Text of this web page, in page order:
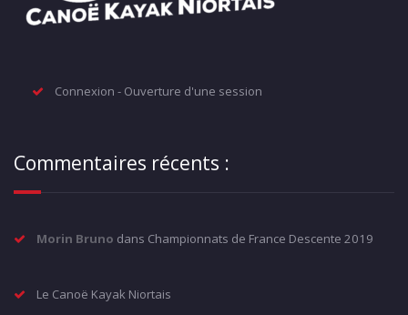
Connexion - Ouverture d'une session
Commentaires récents :
Morin Bruno dans Championnats de France Descente 2019
Le Canoë Kayak Niortais